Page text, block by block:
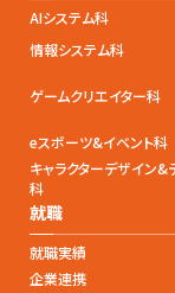
AIシステム科
情報システム科
ゲームクリエイター科
eスポーツ&イベント科
キャラクターデザイン&
科
就職
就職実績
企業連携